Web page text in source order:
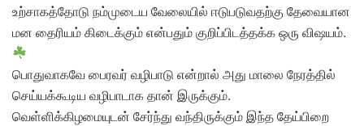
உற்சாகத்தோடு நம்முடைய வேலையில் ஈடுபடுவதற்கு தேவையான
மன தைரியம் கிடைக்கும் என்பதும் குறிப்பிடத்தக்க ஒரு விஷயம்.
பொதுவாகவே பைரவர் வழிபாடு என்றால் அது மாலை நேரத்தில்
செய்யக்கூடிய வழிபாடாக தான் இருக்கும்.
வெள்ளிக்கிழமையுடன் சேர்ந்து வந்திருக்கும் இந்த தேய்பிறை